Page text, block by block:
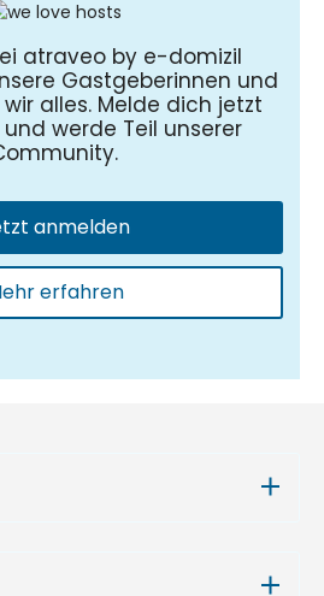
atraveo by e-domizil
Gastgeberinnen und
alles. Melde dich jetzt
werde Teil unserer
anmelden
erfahren